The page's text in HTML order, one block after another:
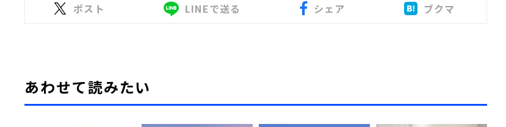
ポスト LINEで送る シェア ブクマ
あわせて読みたい